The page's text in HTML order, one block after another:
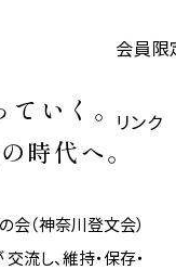
会員限
リンク
ていく。
時代へ。
（神奈川登文会）
流し、維持・保存・